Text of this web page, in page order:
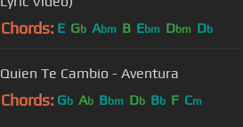
Chords: E Gb Abm B Ebm Dbm Db
Quien Te Cambio - Aventura
Chords: Gb Ab Bbm Db Bb F Cm